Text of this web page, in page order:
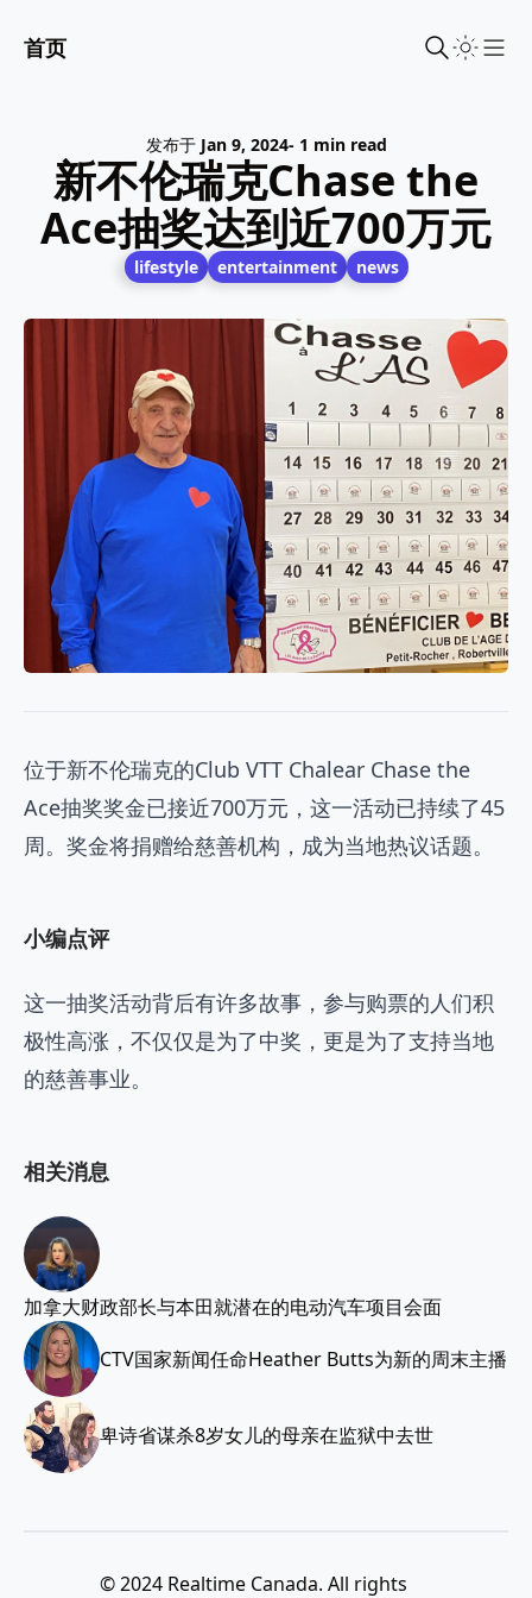
首页
发布于 Jan 9, 2024- 1 min read
新不伦瑞克Chase the
Ace抽奖达到近700万元
lifestyle entertainment news
位于新不伦瑞克的Club VTT Chalear Chase the
Ace抽奖奖金已接近700万元，这一活动已持续了45
周。奖金将捐赠给慈善机构，成为当地热议话题。
小编点评
这一抽奖活动背后有许多故事，参与购票的人们积
极性高涨，不仅仅是为了中奖，更是为了支持当地
的慈善事业。
相关消息
加拿大财政部长与本田就潜在的电动汽车项目会面
CTV国家新闻任命Heather Butts为新的周末主播
卑诗省谋杀8岁女儿的母亲在监狱中去世
© 2024 Realtime Canada. All rights